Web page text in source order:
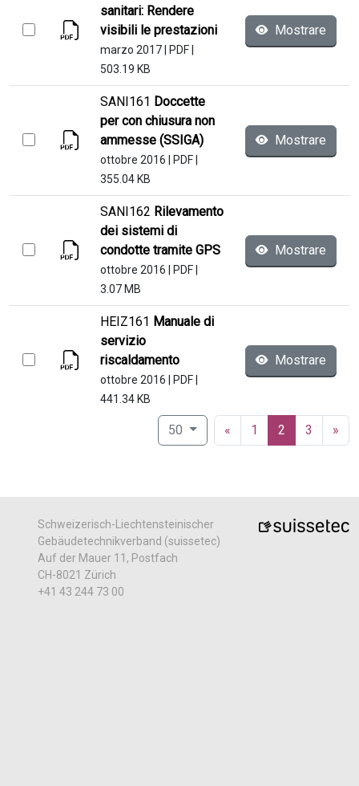
sanitari: Rendere
visibili le prestazioni
marzo 2017 PDF
503.19 KB
Mostrare
SANI161 Doccette
per con chiusura non
ammesse (SSIGA)
ottobre 2016 PDF
355.04 KB
Mostrare
SANI162 Rilevamento
dei sistemi di
condotte tramite GPS
ottobre 2016 PDF
3.07 MB
Mostrare
HEIZ161 Manuale di
servizio
riscaldamento
ottobre 2016 PDF
441.34 KB
Mostrare
50 « 1 2 (current)
3 »
Schweizerisch-Liechtensteinischer
Gebäudetechnikverband (suissetec)
Auf der Mauer 11, Postfach
CH-8021 Zürich
+41 43 244 73 00